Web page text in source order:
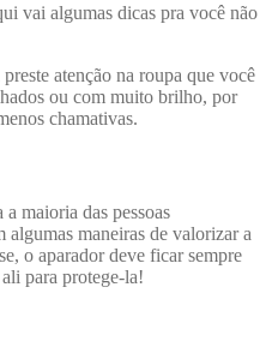
vai algumas dicas pra você não
atenção na roupa que você
ou com muito brilho, por
chamativas.
maioria das pessoas
algumas maneiras de valorizar a
o aparador deve ficar sempre
para protege-la!